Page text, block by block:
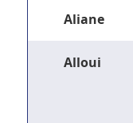
Aliane
Alloui